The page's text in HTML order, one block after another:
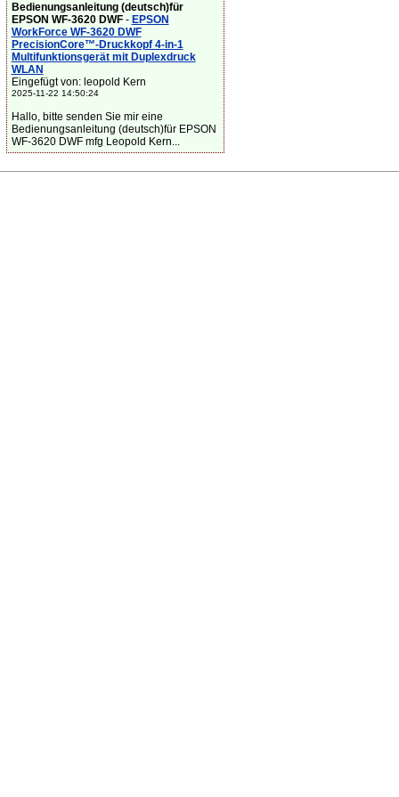
Bedienungsanleitung (deutsch)für
EPSON WF-3620 DWF- EPSON
WorkForce WF-3620 DWF
PrecisionCore™-Druckkopf 4-in-1
Multifunktionsgerät mit Duplexdruck
WLAN
Eingefügt von: leopold Kern
2025-11-22 14:50:24
Hallo, bitte senden Sie mir eine
Bedienungsanleitung (deutsch)für EPSON
WF-3620 DWF mfg Leopold Kern...